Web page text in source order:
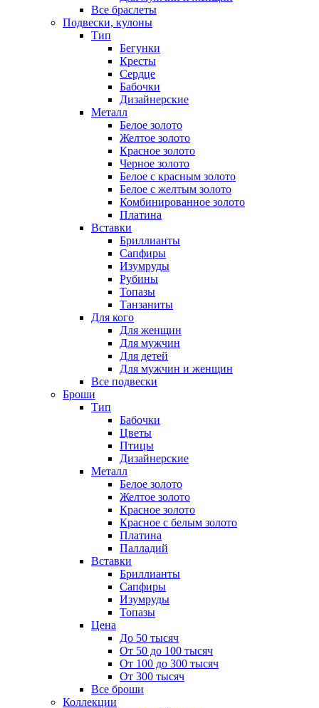
Все браслеты
Подвески, кулоны
Тип
Бегунки
Кресты
Сердце
Бабочки
Дизайнерские
Металл
Белое золото
Желтое золото
Красное золото
Черное золото
Белое с красным золото
Белое с желтым золото
Комбинированное золото
Платина
Вставки
Бриллианты
Сапфиры
Изумруды
Рубины
Топазы
Танзаниты
Для кого
Для женщин
Для мужчин
Для детей
Для мужчин и женщин
Все подвески
Броши
Тип
Бабочки
Цветы
Птицы
Дизайнерские
Металл
Белое золото
Желтое золото
Красное золото
Красное с белым золото
Платина
Палладий
Вставки
Бриллианты
Сапфиры
Изумруды
Топазы
Цена
До 50 тысяч
От 50 до 100 тысяч
От 100 до 300 тысяч
От 300 тысяч
Все броши
Коллекции